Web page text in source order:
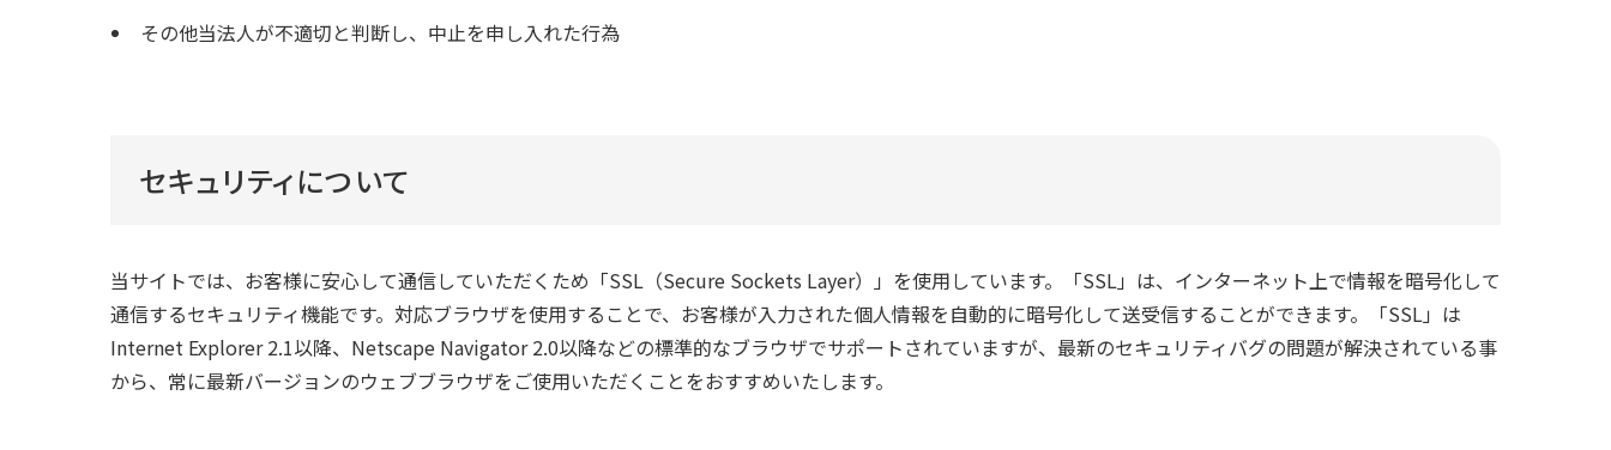
その他当法人が不適切と判断し、中止を申し入れた行為
セキュリティについて
当サイトでは、お客様に安心して通信していただくため「SSL（Secure Sockets Layer）」を使用しています。「SSL」は、インターネット上で情報を暗号化して
通信するセキュリティ機能です。対応ブラウザを使用することで、お客様が入力された個人情報を自動的に暗号化して送受信することができます。「SSL」は
Internet Explorer 2.1以降、Netscape Navigator 2.0以降などの標準的なブラウザでサポートされていますが、最新のセキュリティバグの問題が解決されている事
から、常に最新バージョンのウェブブラウザをご使用いただくことをおすすめいたします。